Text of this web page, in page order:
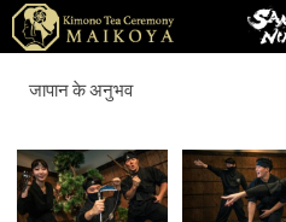
जापान के अनुभव